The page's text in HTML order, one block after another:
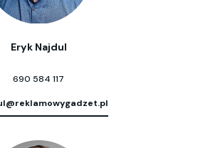
Eryk Najdul
690 584 117